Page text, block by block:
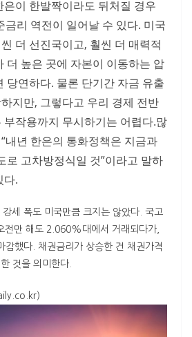
은이 한발짝이라도 뒤처질 경우
금리 역전이 일어날 수 있다. 미국
더 선진국이고, 훨씬 더 매력적
더 높은 곳에 자본이 이동하는 압
당연하다. 물론 단기간 자금 유출
지만, 그렇다고 우리 경제 전반
부작용까지 무시하기는 어렵다.많
내년 한은의 통화정책은 지금과
로 고차방정식일 것”이라고 말하
다.
세 폭도 미국만큼 크지는 않았다. 국고
전만 해도 2.060%대에서 거래되다가,
했다. 채권금리가 상승한 건 채권가격
것을 의미한다.